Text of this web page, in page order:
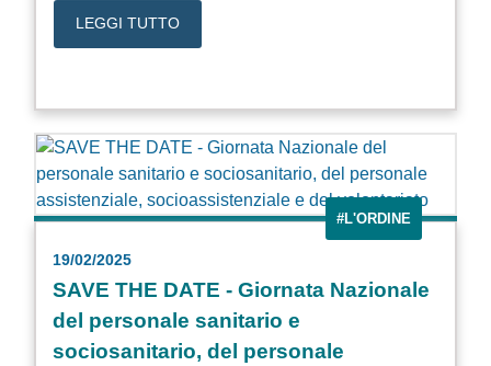
LEGGI TUTTO
#L'ORDINE
19/02/2025
SAVE THE DATE - Giornata Nazionale
del personale sanitario e
sociosanitario, del personale